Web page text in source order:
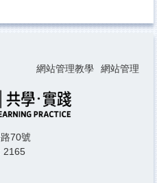
網站管理
網站管理教學
70號
2165